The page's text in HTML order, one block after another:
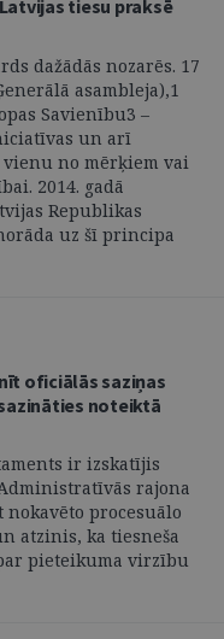
tiesu praksē
dažādās nozarēs. 17
asambleja),1
Savienību3 –
un arī
no mērķiem vai
2014. gadā
Republikas
uz šī principa
oficiālās saziņas
noteiktā
ir izskatījis
rajona
nokavēto procesuālo
atzinis, ka tiesneša
pieteikuma virzību